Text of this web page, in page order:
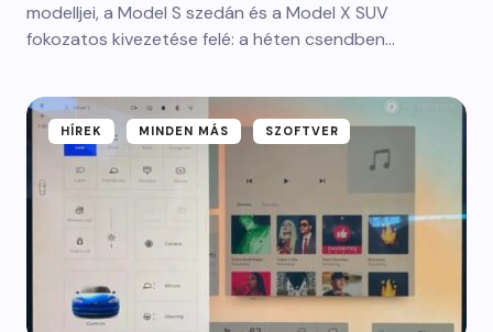
modelljei, a Model S szedán és a Model X SUV
fokozatos kivezetése felé: a héten csendben…
HÍREK MINDEN MÁS SZOFTVER